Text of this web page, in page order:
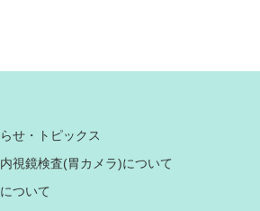
せ・トピックス
内視鏡検査(胃カメラ)について
ついて